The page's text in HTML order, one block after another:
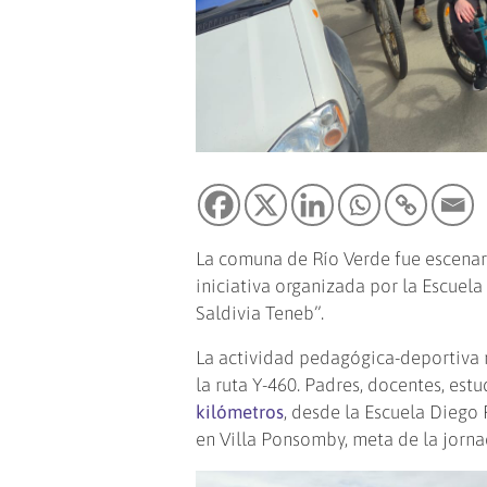
La comuna de Río Verde fue
iniciativa organizada por la Escuela
Saldivia Teneb”.
La actividad pedagógica-deportiva
la ruta Y-460. Padres, docentes,
kilómetros, desde la Escuela
en Villa Ponsomby, meta de la